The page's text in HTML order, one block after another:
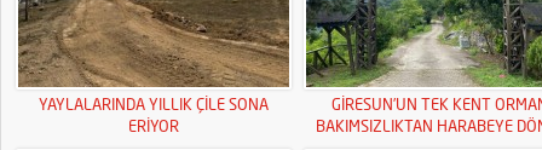
YAYLALARINDA YILLIK ÇİLE SONA
ERİYOR
GİRESUN’UN TEK KENT
BAKIMSIZLIKTAN HARABEYE